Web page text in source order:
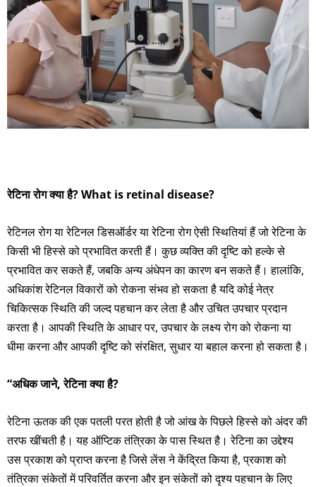
रेटिना रोग क्या है? What is retinal disease?
रेटिनल रोग या रेटिनल डिसऑर्डर या रेटिना रोग ऐसी स्थितियां हैं जो रेटिना के
किसी भी हिस्से को प्रभावित करती हैं। कुछ व्यक्ति की दृष्टि को हल्के से
प्रभावित कर सकते हैं, जबकि अन्य अंधेपन का कारण बन सकते हैं। हालांकि,
अधिकांश रेटिनल विकारों को रोकना संभव हो सकता है यदि कोई नेत्र
चिकित्सक स्थिति की जल्द पहचान कर लेता है और उचित उपचार प्रदान
करता है। आपकी स्थिति के आधार पर, उपचार के लक्ष्य रोग को रोकना या
धीमा करना और आपकी दृष्टि को संरक्षित, सुधार या बहाल करना हो सकता है।
“अधिक जाने, रेटिना क्या है?
रेटिना ऊतक की एक पतली परत होती है जो आंख के पिछले हिस्से को अंदर की
तरफ खींचती है। यह ऑप्टिक तंत्रिका के पास स्थित है। रेटिना का उद्देश्य
उस प्रकाश को प्राप्त करना है जिसे लेंस ने केंद्रित किया है, प्रकाश को
तंत्रिका संकेतों में परिवर्तित करना और इन संकेतों को दृश्य पहचान के लिए